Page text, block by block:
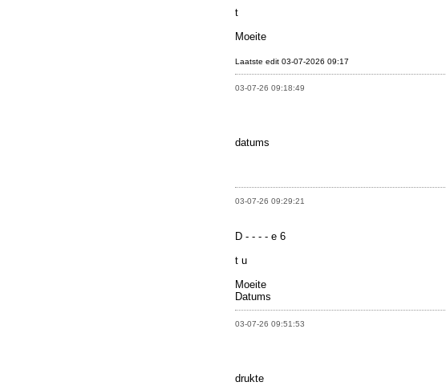
t
Moeite
Laatste edit 03-07-2026 09:17
03-07-26 09:18:49
datums
03-07-26 09:29:21
D - - - - e 6
t u
Moeite
Datums
03-07-26 09:51:53
drukte